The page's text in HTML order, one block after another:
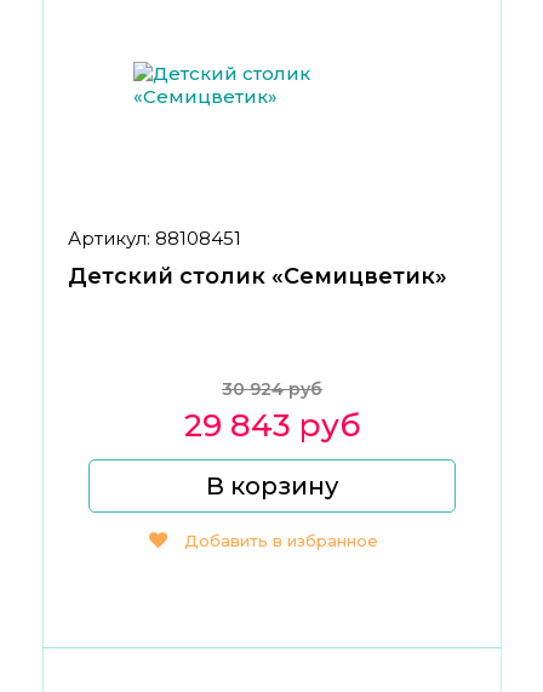
Артикул: 88108451
Детский столик «Семицветик»
30 924 руб
29 843 руб
В корзину
Добавить в избранное